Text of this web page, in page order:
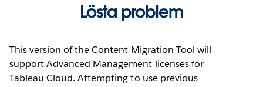
Lösta problem
This version of the Content Migration Tool will
support Advanced Management licenses for
Tableau Cloud. Attempting to use previous